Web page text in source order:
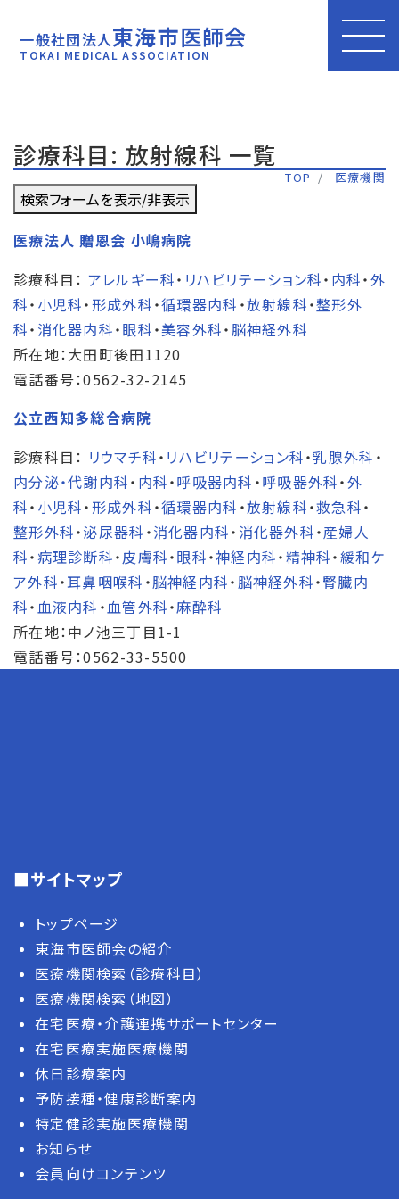
一般社団法人東海市医師会
TOKAI MEDICAL ASSOCIATION
診療科目: 放射線科 一覧
TOP 医療機関
検索フォームを表示/非表示
医療法人 贈恩会 小嶋病院
診療科目： アレルギー科・ リハビリテーション科・ 内科・外
科・ 小児科・形成外科・循環器内科 ・放射線科・整形外
科・ 消化器内科・眼科・美容外科・ 脳神経外科
所在地：大田町後田1120
電話番号：0562-32-2145
公立西知多総合病院
診療科目： リウマチ科・ リハビリテーション科・乳腺外科 ・
内分泌・代謝内科・ 内科・呼吸器内科 ・呼吸器外科・外
科・ 小児科・形成外科・循環器内科 ・放射線科・救急科・
整形外科・泌尿器科 ・消化器内科・ 消化器外科・産婦人
科・病理診断科・皮膚科・眼科・神経内科・精神科・緩和ケ
ア外科・耳鼻咽喉科 ・脳神経内科・ 脳神経外科・腎臓内
科・ 血液内科 ・ 血管外科・麻酔科
所在地：中ノ池三丁目1-1
電話番号：0562-33-5500
■サイトマップ
トップページ
東海市医師会の紹介
医療機関検索（診療科目）
医療機関検索（地図）
在宅医療・介護連携サポートセンター
在宅医療実施医療機関
休日診療案内
予防接種・健康診断案内
特定健診実施医療機関
お知らせ
会員向けコンテンツ